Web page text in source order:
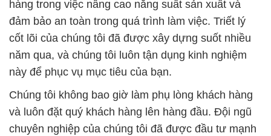
Chúng tôi không bao giờ làm phụ lòng khách hàng
và luôn đặt quý khách hàng lên hàng đầu. Đội ngũ
chuyên nghiệp của chúng tôi đã được đầu tư mạnh
mẽ để đảm bảo rằng bạn luôn nhận được sự tư vấn
và hỗ trợ tốt nhất. Chúng tôi cung cấp một loạt các
sản phẩm hóa chất chất lượng cao, phục vụ nhiều
ngành nghề khác nhau như công nghiệp thực